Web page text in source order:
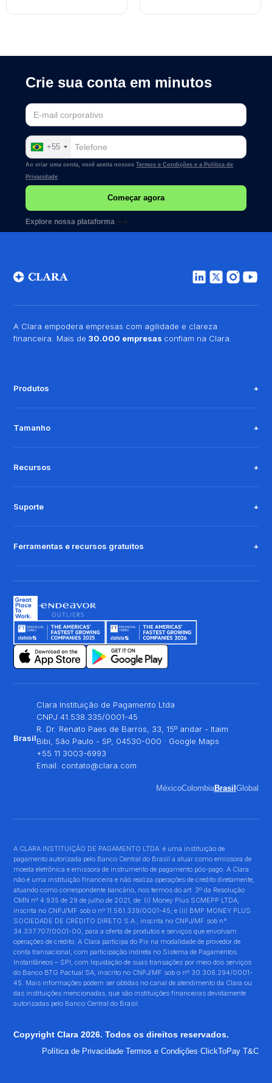
Crie sua conta em minutos
+55
Ao criar uma conta, você aceita nossosTermos e Condições e a Política de
Privacidade
Explore nossa plataforma
A Clara empodera empresas com agilidade e clareza
financeira. Mais de 30.000 empresas confiam na Clara.
Produtos
Tamanho
Recursos
Suporte
Ferramentas e recursos gratuitos
Brasil
Clara Instituição de Pagamento Ltda
CNPJ 41.538.335/0001-45
R. Dr. Renato Paes de Barros, 33, 15º andar - Itaim
Bibi, São Paulo - SP, 04530-000 · Google Maps
+55 11 3003-6993
Email: contato@clara.com
MéxicoColombiaBrasilGlobal
A CLARA INSTITUIÇÃO DE PAGAMENTO LTDA. é uma instituição de
pagamento autorizada pelo Banco Central do Brasil a atuar como emissora de
moeda eletrônica e emissora de instrumento de pagamento pós-pago. A Clara
não é uma instituição financeira e não realiza operações de crédito diretamente,
atuando como correspondente bancário, nos termos do art. 3º da Resolução
CMN nº 4.935 de 29 de julho de 2021, de: (i) Money Plus SCMEPP LTDA,
inscrita no CNPJ/MF sob o nº 11.581.339/0001-45; e (ii) BMP MONEY PLUS
SOCIEDADE DE CRÉDITO DIRETO S.A., inscrita no CNPJ/MF sob n°
34.337.707/0001-00, para a oferta de produtos e serviços que envolvam
operações de crédito. A Clara participa do Pix na modalidade de provedor de
conta transacional, com participação indireta no Sistema de Pagamentos
Instantâneos – SPI, com liquidação de suas transações por meio dos serviços
do Banco BTG Pactual SA, inscrito no CNPJ/MF sob o nº 30.306.294/0001-
45. Mais informações podem ser obtidas no canal de atendimento da Clara ou
das instituições mencionadas, que são instituições financeiras devidamente
autorizadas pelo Banco Central do Brasil.
Copyright Clara 2026. Todos os direitos reservados.
Política de Privacidade·Termos e Condições·ClickToPay T&C